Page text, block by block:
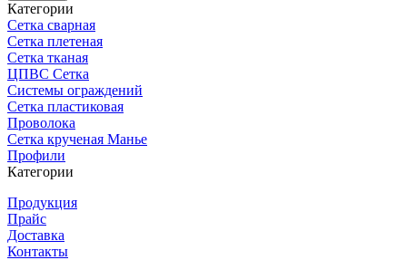
Категории
Сетка сварная
Сетка плетеная
Сетка тканая
ЦПВС Сетка
Системы ограждений
Сетка пластиковая
Проволока
Сетка крученая Манье
Профили
Категории
Продукция
Прайс
Доставка
Контакты